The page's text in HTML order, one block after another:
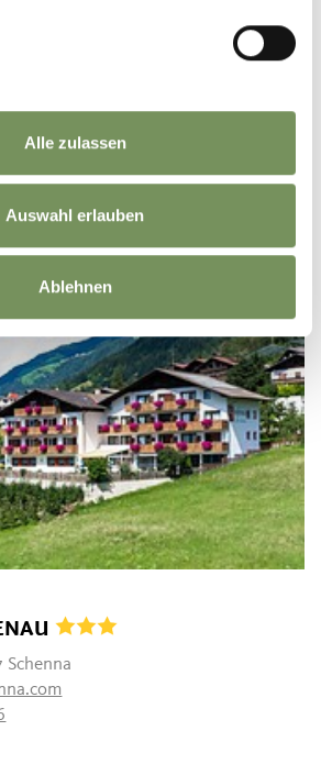
Alle zulassen
Auswahl erlauben
Ablehnen
Schenna